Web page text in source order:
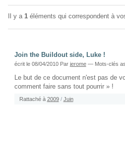
Il y a 1 éléments qui correspondent à
Join the Buildout side, Luke !
écrit le 08/04/2010 Par jerome — Mots-clés
Le but de ce document n'est pas de
comment faire sans tout pourrir » !
Rattaché à 2009 / Juin